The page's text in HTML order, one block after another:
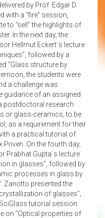
by Prof. Edgar D.
with a “fire” session,
to “sell” the highlights of
In the next day, the
Hellmut Eckert´s lecture
followed by a
“Glass structure by
the students were
a challenge was
guidance of an assigned
postdoctoral research
or glass-ceramics, to be
as a requirement for their
a practical tutorial of
Priven. On the fourth day,
Prabhat Gupta´s lecture
in glasses”, followed by
processes in glass by
Zanotto presented the
of glasses”,
tutorial session.
on “Optical properties of